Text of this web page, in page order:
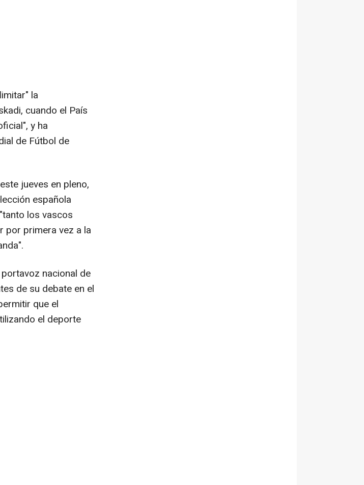
la
cuando el País
y ha
de Fútbol de
jueves en pleno,
española
los vascos
por primera vez a la
nacional de
de su debate en el
que el
el deporte